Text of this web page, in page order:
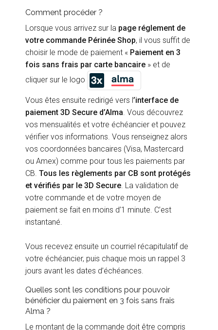
Comment procéder ?
Lorsque vous arrivez sur la page réglement de
votre commande Périnée Shop, il vous suffit de
choisir le mode de paiement « Paiement en 3
fois sans frais par carte bancaire » et de
cliquer sur le logo
Vous êtes ensuite redirigé vers l’interface de
paiement 3D Secure d’Alma. Vous découvrez
vos mensualités et votre échéancier et pouvez
vérifier vos informations. Vous renseignez alors
vos coordonnées bancaires (Visa, Mastercard
ou Amex) comme pour tous les paiements par
CB.Tous les règlements par CB sont protégés
et vérifiés par le 3D Secure. La validation de
votre commande et de votre moyen de
paiement se fait en moins d’1 minute. C’est
instantané.
Vous recevez ensuite un courriel récapitulatif de
votre échéancier, puis chaque mois un rappel 3
jours avant les dates d’échéances.
Quelles sont les conditions pour pouvoir
bénéficier du paiement en 3 fois sans frais
Alma ?
Le montant de la commande doit être compris